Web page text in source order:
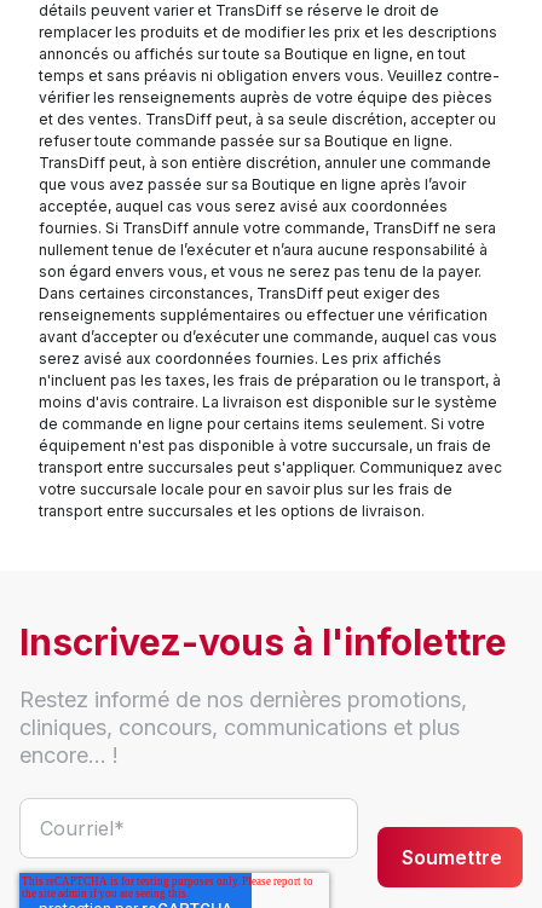
détails peuvent varier et TransDiff se réserve le droit de
remplacer les produits et de modifier les prix et les descriptions
annoncés ou affichés sur toute sa Boutique en ligne, en tout
temps et sans préavis ni obligation envers vous. Veuillez contre-
vérifier les renseignements auprès de votre équipe des pièces
et des ventes. TransDiff peut, à sa seule discrétion, accepter ou
refuser toute commande passée sur sa Boutique en ligne.
TransDiff peut, à son entière discrétion, annuler une commande
que vous avez passée sur sa Boutique en ligne après l’avoir
acceptée, auquel cas vous serez avisé aux coordonnées
fournies. Si TransDiff annule votre commande, TransDiff ne sera
nullement tenue de l’exécuter et n’aura aucune responsabilité à
son égard envers vous, et vous ne serez pas tenu de la payer.
Dans certaines circonstances, TransDiff peut exiger des
renseignements supplémentaires ou effectuer une vérification
avant d’accepter ou d’exécuter une commande, auquel cas vous
serez avisé aux coordonnées fournies. Les prix affichés
n'incluent pas les taxes, les frais de préparation ou le transport, à
moins d'avis contraire. La livraison est disponible sur le système
de commande en ligne pour certains items seulement. Si votre
équipement n'est pas disponible à votre succursale, un frais de
transport entre succursales peut s'appliquer. Communiquez avec
votre succursale locale pour en savoir plus sur les frais de
transport entre succursales et les options de livraison.
Inscrivez-vous à l'infolettre
Restez informé de nos dernières promotions,
cliniques, concours, communications et plus
encore... !